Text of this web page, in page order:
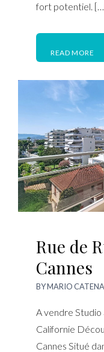
fort potentiel.
READ MORE
Rue de
Cannes
BYMARIO CATENA
A vendre Studio
Californie
Cannes Situé